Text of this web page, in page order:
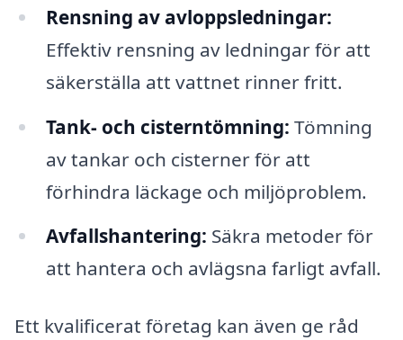
Rensning av avloppsledningar:
Effektiv rensning av ledningar för att
säkerställa att vattnet rinner fritt.
Tank- och cisterntömning: Tömning
av tankar och cisterner för att
förhindra läckage och miljöproblem.
Avfallshantering: Säkra metoder för
att hantera och avlägsna farligt avfall.
Ett kvalificerat företag kan även ge råd